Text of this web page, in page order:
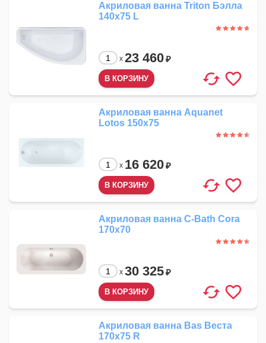
Акриловая ванна Triton Бэлла
140x75 L
x 23 460₽
Акриловая ванна Aquanet
Lotos 150x75
x 16 620₽
Акриловая ванна C-Bath Cora
170x70
x 30 325₽
Акриловая ванна Bas Веста
170x75 R